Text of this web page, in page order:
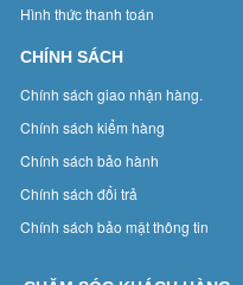
Hình thức thanh toán
CHÍNH SÁCH
Chính sách giao nhận hàng.
Chính sách kiểm hàng
Chính sách bảo hành
Chính sách đổi trả
Chính sách bảo mật thông tin